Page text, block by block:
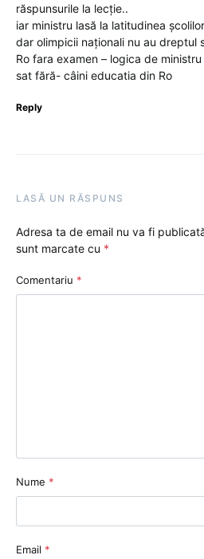
răspunsurile la lecție..
iar ministru lasă la latitudinea
dar olimpicii naționali nu au dreptul
Ro fara examen – logica de ministru
sat fără- câini educatia din Ro
Reply
LASĂ UN RĂSPUNS
Adresa ta de email nu va fi
sunt marcate cu *
Comentariu *
Nume *
Email *